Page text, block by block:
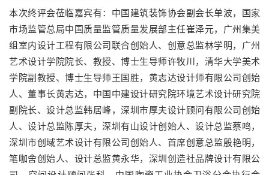
本次终评会莅临嘉宾有：中国建筑装饰协会副会长单波，国家
市场监管总局中国质量监管质量发展部主任崔泽元，广州集美
组室内设计工程有限公司联合创始人、创意总监林学明，广州
艺术设计学院院长、教授、博士生导师许牧川，清华大学美术
学院副教授、博士生导师王国胜，黄志达设计师有限公司创始
人、董事长黄志达，中国中建设计研究院环境艺术设计研究院
副院长、设计总监韩居峰，深圳市厚夫设计顾问有限公司创始
人、设计总监陈厚夫，深圳有山设计创始人、设计总监蔡鸣，
深圳市创域艺术设计有限公司创始人、首席创意总监殷艳明，
笔咖舍创始人、设计总监黄永华，深圳创造社品牌设计有限公